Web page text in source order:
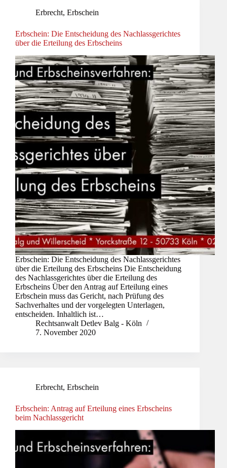
Erbrecht, Erbschein
Erbschein: Die Entscheidung des Nachlassgerichtes
über die Erteilung des Erbscheins
Erbschein: Die Entscheidung des Nachlassgerichtes
über die Erteilung des Erbscheins Die Entscheidung
des Nachlassgerichtes über die Erteilung des
Erbscheins Über den Antrag auf Erteilung eines
Erbschein muss das Gericht, nach Prüfung des
Sachverhaltes und der vorgelegten Unterlagen,
entscheiden. Inhaltlich ist…
Rechtsanwalt Detlev Balg - Köln
7. November 2020
Erbrecht, Erbschein
Erbschein: Antrag auf Erteilung eines Erbscheins
beim Nachlassgericht